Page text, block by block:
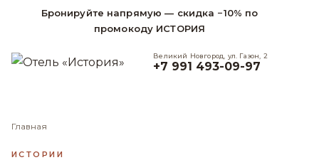
Бронируйте напрямую — скидка −10% по
промокоду ИСТОРИЯ
Великий Новгород, ул. Газон, 2
+7 991 493-09-97
Главная
ИСТОРИИ